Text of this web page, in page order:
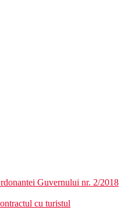
Guvernului nr. 2/2018
cu turistul